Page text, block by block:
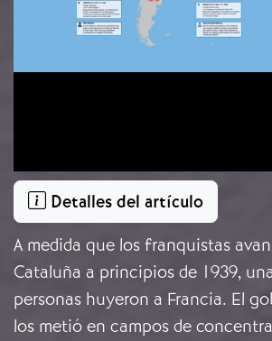
Detalles del artículo
A medida que los franquistas
Cataluña a principios de 1939,
personas huyeron a Francia. El
los metió en campos de